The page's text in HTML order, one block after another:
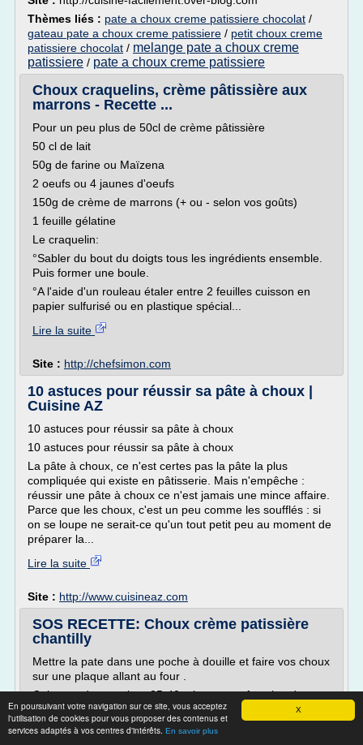
X
En poursuivant votre navigation sur ce site, vous acceptez
l'utilisation de cookies pour vous proposer des contenus et
services adaptés à vos centres d'intérêts. En savoir plus
Thèmes liés : pate a choux creme patissiere chocolat /
gateau pate a choux creme patissiere / petit choux creme
patissiere chocolat / melange pate a choux creme
patissiere / pate a choux creme patissiere
Choux craquelins, crème pâtissière aux
marrons - Recette ...
Pour un peu plus de 50cl de crème pâtissière
50 cl de lait
50g de farine ou Maïzena
2 oeufs ou 4 jaunes d'oeufs
150g de crème de marrons (+ ou - selon vos goûts)
1 feuille gélatine
Le craquelin:
°Sabler du bout du doigts tous les ingrédients ensemble.
Puis former une boule.
°A l'aide d'un rouleau étaler entre 2 feuilles cuisson en
papier sulfurisé ou en plastique spécial...
Lire la suite
Site : http://chefsimon.com
10 astuces pour réussir sa pâte à choux |
Cuisine AZ
10 astuces pour réussir sa pâte à choux
10 astuces pour réussir sa pâte à choux
La pâte à choux, ce n'est certes pas la pâte la plus
compliquée qui existe en pâtisserie. Mais n'empêche :
réussir une pâte à choux ce n'est jamais une mince affaire.
Parce que les choux, c'est un peu comme les soufflés : si
on se loupe ne serait-ce qu'un tout petit peu au moment de
préparer la...
Lire la suite
Site : http://www.cuisineaz.com
SOS RECETTE: Choux crème patissière
chantilly
Mettre la pate dans une poche à douille et faire vos choux
sur une plaque allant au four .
Cuire pendant environ 35-40 minutes, en fonction du
four...
Lire la suite